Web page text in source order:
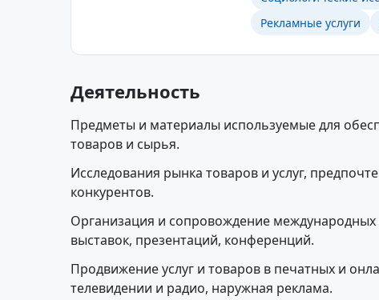
Рекламные услуги
Деятельность
Предметы и материалы используемые для
товаров и сырья.
Исследования рынка товаров и услуг,
конкурентов.
Организация и сопровождение
выставок, презентаций, конференций.
Продвижение услуг и товаров в печатных и
телевидении и радио, наружная реклама.